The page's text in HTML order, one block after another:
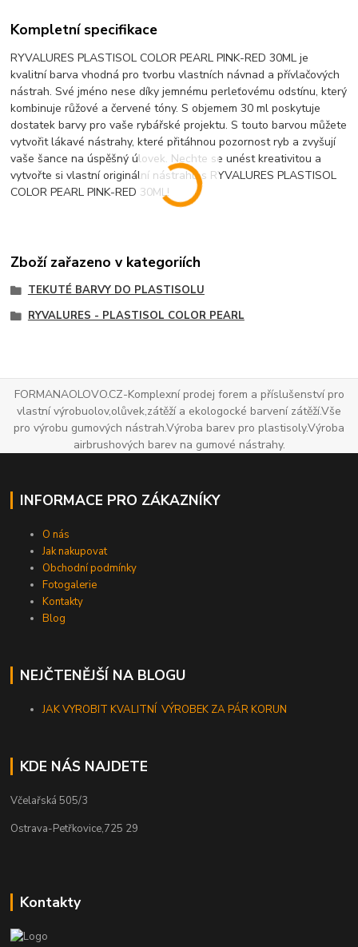
Kompletní specifikace
RYVALURES PLASTISOL COLOR PEARL PINK-RED 30ML je
kvalitní barva vhodná pro tvorbu vlastních návnad a přívlačových
nástrah. Své jméno nese díky jemnému perleťovému odstínu, který
kombinuje růžové a červené tóny. S objemem 30 ml poskytuje
dostatek barvy pro vaše rybářské projektu. S touto barvou můžete
vytvořit lákavé nástrahy, které přitáhnou pozornost ryb a zvyšují
vaše šance na úspěšný úlovek. Nechte se unést kreativitou a
vytvořte si vlastní originální nástrahu s RYVALURES PLASTISOL
COLOR PEARL PINK-RED 30ML!
Zboží zařazeno v kategoriích
TEKUTÉ BARVY DO PLASTISOLU
RYVALURES - PLASTISOL COLOR PEARL
FORMANAOLOVO.CZ-Komplexní prodej forem a příslušenství pro
vlastní výrobuolov,olůvek,zátěží a ekologocké barvení zátěží.Vše
pro výrobu gumových nástrah.Výroba barev pro plastisoly.Výroba
airbrushových barev na gumové nástrahy.
INFORMACE PRO ZÁKAZNÍKY
O nás
Jak nakupovat
Obchodní podmínky
Fotogalerie
Kontakty
Blog
NEJČTENĚJŠÍ NA BLOGU
JAK VYROBIT KVALITNÍ VÝROBEK ZA PÁR KORUN
KDE NÁS NAJDETE
Včelařská 505/3
Ostrava-Petřkovice,725 29
Kontakty